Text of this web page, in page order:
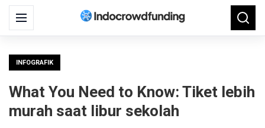
Menu
Search
for:
INFOGRAFIK
What You Need to Know: Tiket lebih
murah saat libur sekolah